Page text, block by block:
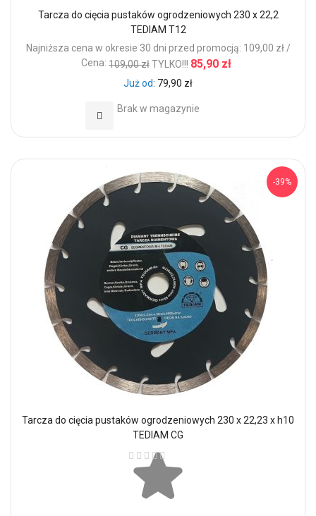
Tarcza do cięcia pustaków ogrodzeniowych 230 x 22,2
TEDIAM T12
Najniższa cena w okresie 30 dni przed promocją: 109,00 zł /
Cena: 109,00 złTYLKO!!! 85,90 zł
Już od 79,90 zł
Brak w magazynie
Dodaj do Ulubionych
-39%
Tarcza do cięcia pustaków ogrodzeniowych 230 x 22,23 x h10
TEDIAM CG
Ocena: